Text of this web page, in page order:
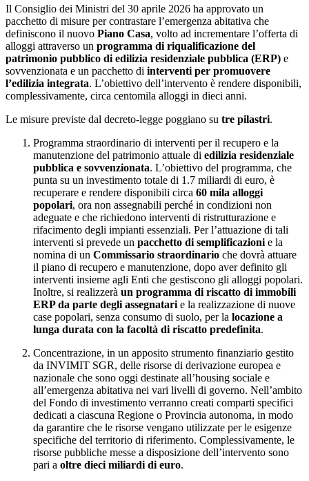
Il Consiglio dei Ministri del 30 aprile 2026 ha approvato un
pacchetto di misure per contrastare l’emergenza abitativa che
definiscono il nuovo Piano Casa, volto ad incrementare l’offerta di
alloggi attraverso un programma di riqualificazione del
patrimonio pubblico di edilizia residenziale pubblica (ERP) e
sovvenzionata e un pacchetto di interventi per promuovere
l’edilizia integrata. L’obiettivo dell’intervento è rendere disponibili,
complessivamente, circa centomila alloggi in dieci anni.
Le misure previste dal decreto-legge poggiano su tre pilastri.
Programma straordinario di interventi per il recupero e la
manutenzione del patrimonio attuale di edilizia residenziale
pubblica e sovvenzionata. L’obiettivo del programma, che
punta su un investimento totale di 1.7 miliardi di euro, è
recuperare e rendere disponibili circa 60 mila alloggi
popolari, ora non assegnabili perché in condizioni non
adeguate e che richiedono interventi di ristrutturazione e
rifacimento degli impianti essenziali. Per l’attuazione di tali
interventi si prevede un pacchetto di semplificazioni e la
nomina di un Commissario straordinario che dovrà attuare
il piano di recupero e manutenzione, dopo aver definito gli
interventi insieme agli Enti che gestiscono gli alloggi popolari.
Inoltre, si realizzerà un programma di riscatto di immobili
ERP da parte degli assegnatari e la realizzazione di nuove
case popolari, senza consumo di suolo, per la locazione a
lunga durata con la facoltà di riscatto predefinita.
Concentrazione, in un apposito strumento finanziario gestito
da INVIMIT SGR, delle risorse di derivazione europea e
nazionale che sono oggi destinate all’housing sociale e
all’emergenza abitativa nei vari livelli di governo. Nell’ambito
del Fondo di investimento verranno creati comparti specifici
dedicati a ciascuna Regione o Provincia autonoma, in modo
da garantire che le risorse vengano utilizzate per le esigenze
specifiche del territorio di riferimento. Complessivamente, le
risorse pubbliche messe a disposizione dell’intervento sono
pari a oltre dieci miliardi di euro.